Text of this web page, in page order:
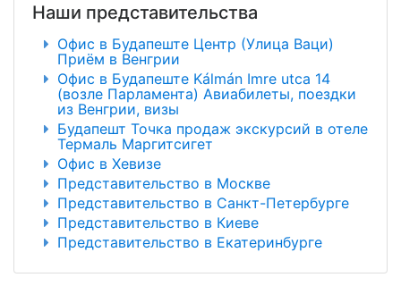
Наши представительства
Офис в Будапеште Центр (Улица Ваци)
Приём в Венгрии
Офис в Будапеште Kálmán Imre utca 14
(возле Парламента) Авиабилеты, поездки
из Венгрии, визы
Будапешт Точка продаж экскурсий в отеле
Термаль Маргитсигет
Офис в Хевизе
Представительство в Москве
Представительство в Санкт-Петербурге
Представительство в Киеве
Представительство в Екатеринбурге